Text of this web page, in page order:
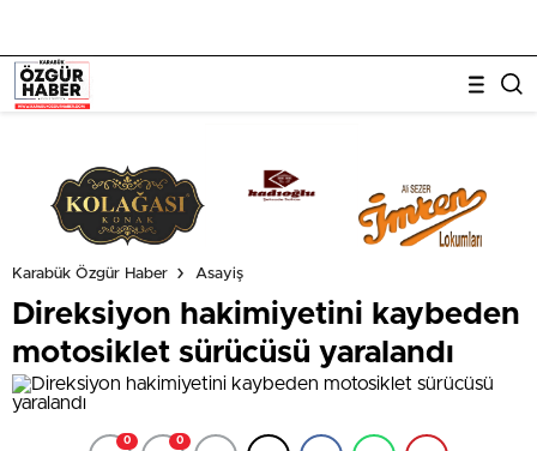
Karabük Özgür Haber Asayiş
Direksiyon hakimiyetini kaybeden
motosiklet sürücüsü yaralandı
0 0